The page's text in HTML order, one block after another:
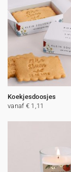
Koekjesdoosjes
vanaf € 1,11